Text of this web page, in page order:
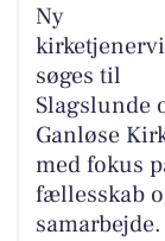
Ny
søges til
Slagslunde
Ganløse
med fokus
fællesskab
samarbejde.